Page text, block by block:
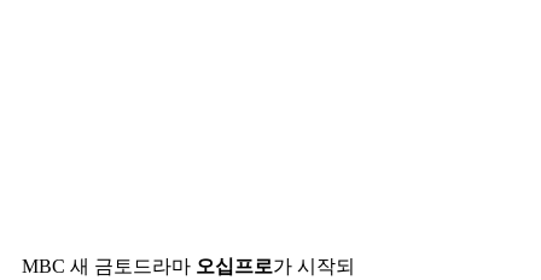
MBC 새 금토드라마 오십프로가 시작되